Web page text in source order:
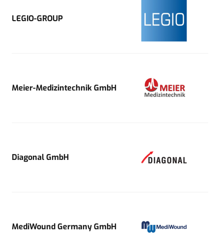
LEGIO-GROUP
Meier-Medizintechnik GmbH
Diagonal GmbH
MediWound Germany GmbH